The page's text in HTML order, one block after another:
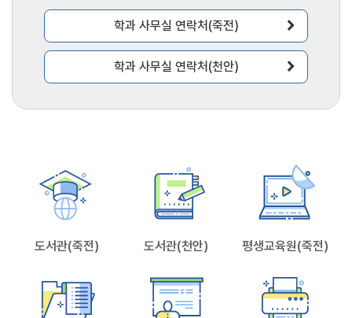
학과 사무실 연락처(죽전) chevron_right
학과 사무실 연락처(천안) chevron_right
도서관(죽전) 도서관(천안) 평생교육원(죽전)